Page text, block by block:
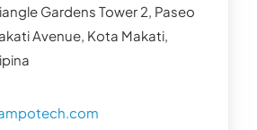
Gardens Tower 2, Paseo
Avenue, Kota Makati,